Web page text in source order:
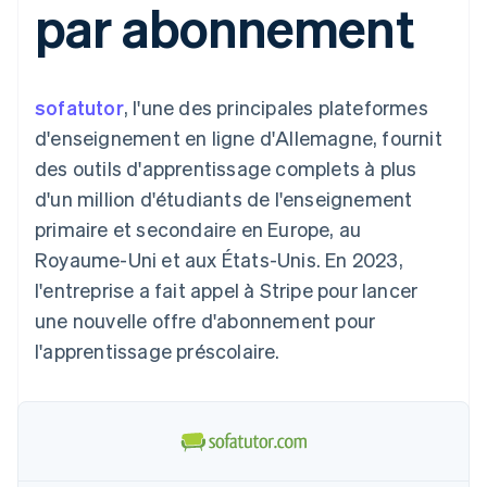
Moyens de
paiement
Terminal
personne
Authorization
Acceptation
optimisée
Paiements
accélérés
Financial
Connections
Comptes
financiers
Comptabilité
automatisée
personnalisés
Data Pipeline
Synchronisation
des données
l’application
Marketplaces
Gestion financière
Par secteur
Entreprises d'IA
Économie des
créateurs
Jeux
Hôtellerie, voyages et
loisirs
Assurance
Médias et
Organisations à but
Services aux
Gérer des
abonnements
Proposer une
bancaires adossées à
des stablecoins
Fournir et gérer des
services avec des
agents
Ressources
Intégrations
d'applications
Exemples de code
Entreprise
Sessions : conférence
annuelle
Carrières
Communiqués de
presse
Stripe Press
Contact
Contacter notre équipe
par abonnement
sofatutor, l'une des principales plateformes
d'enseignement en ligne d'Allemagne, fournit
des outils d'apprentissage complets à plus
d'un million d'étudiants de l'enseignement
primaire et secondaire en Europe, au
Royaume-Uni et aux États-Unis. En 2023,
l'entreprise a fait appel à Stripe pour lancer
une nouvelle offre d'abonnement pour
l'apprentissage préscolaire.